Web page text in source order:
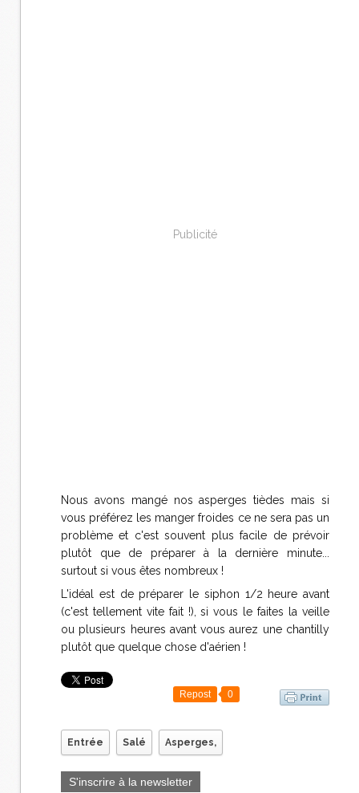
Publicité
Nous avons mangé nos asperges tièdes mais si
vous préférez les manger froides ce ne sera pas un
problème et c'est souvent plus facile de prévoir
plutôt que de préparer à la dernière minute...
surtout si vous êtes nombreux !
L'idéal est de préparer le siphon 1/2 heure avant
(c'est tellement vite fait !), si vous le faites la veille
ou plusieurs heures avant vous aurez une chantilly
plutôt que quelque chose d'aérien !
Repost 0
Entrée Salé Asperges,
S'inscrire à la newsletter